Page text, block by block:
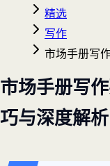
精选
写作
市场手册写
市场手册写
巧与深度解析